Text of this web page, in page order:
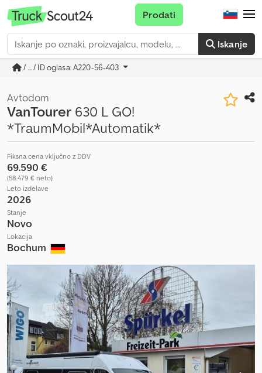
Iskanje
Prodati
/ ... / ID oglasa: A220-56-403
Avtodom
VanTourer 630 L GO!
*TraumMobil*Automatik*
Fiksna cena vključno z DDV
69.590 €
(58.479 € neto)
Leto izdelave
2026
Stanje
Novo
Lokacija
Bochum